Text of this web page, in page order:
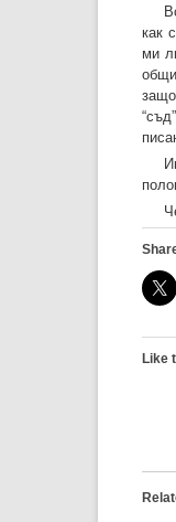
как
ми
Like